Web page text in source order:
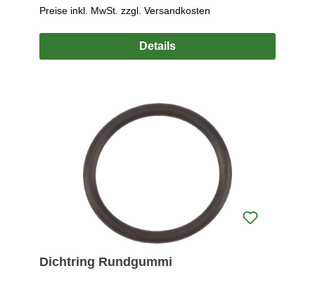
Preise inkl. MwSt. zzgl. Versandkosten
Details
Dichtring Rundgummi